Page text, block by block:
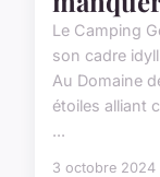
Le Camping
son cadre
Au Domaine
étoiles alliant
...
3 octobre 2024